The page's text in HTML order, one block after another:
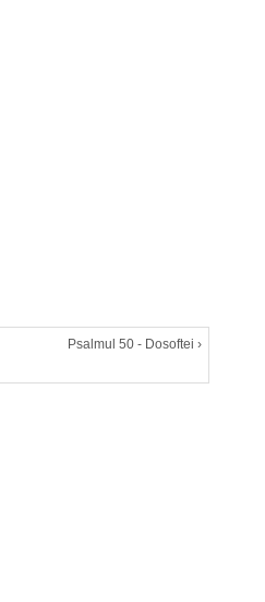
Psalmul 50 - Dosoftei ›